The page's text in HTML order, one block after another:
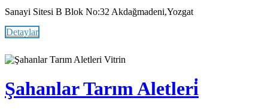
Sanayi Sitesi B Blok No:32 Akdağmadeni,Yozgat
Detaylar
Vitrin
Şahanlar Tarım Aletleri̇